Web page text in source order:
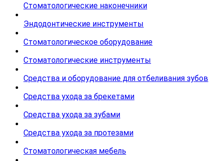
Стоматологические наконечники
Эндодонтические инструменты
Стоматологическое оборудование
Стоматологические инструменты
Средства и оборудование для отбеливания зубов
Средства ухода за брекетами
Средства ухода за зубами
Средства ухода за протезами
Стоматологическая мебель